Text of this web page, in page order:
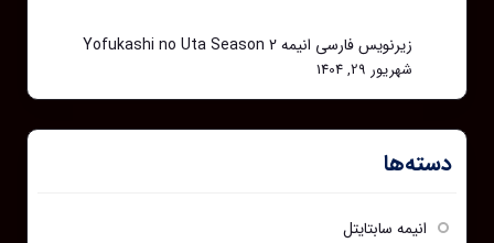
زیرنویس فارسی انیمه Yofukashi no Uta Season 2
شهریور 29, 1404
دسته‌ها
انیمه سابتایتل